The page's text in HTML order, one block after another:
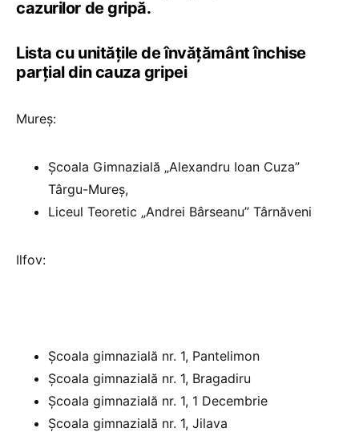
cazurilor de gripă.
Lista cu unitățile de învățământ închise
parțial din cauza gripei
Mureș:
Școala Gimnazială „Alexandru Ioan Cuza”
Târgu-Mureș,
Liceul Teoretic „Andrei Bârseanu” Târnăveni
Ilfov:
Şcoala gimnazială nr. 1, Pantelimon
Şcoala gimnazială nr. 1, Bragadiru
Şcoala gimnazială nr. 1, 1 Decembrie
Şcoala gimnazială nr. 1, Jilava